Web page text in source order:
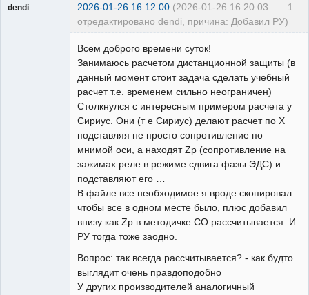
1
dendi 2026-01-26 16:12:00 (2026-01-26 16:20:03
отредактировано dendi, причина: Добавил РУ)
Всем доброго времени суток!
Занимаюсь расчетом дистанционной защиты (в
данный момент стоит задача сделать учебный
расчет т.е. временем сильно неограничен)
Столкнулся с интересным примером расчета у
Сириус. Они (т е Сириус) делают расчет по X
подставляя не просто сопротивление по
мнимой оси, а находят Zр (сопротивление на
зажимах реле в режиме сдвига фазы ЭДС) и
подставляют его …
В файле все необходимое я вроде скопировал
чтобы все в одном месте было, плюс добавил
внизу как Zр в методичке СО рассчитывается. И
РУ тогда тоже заодно.
Вопрос: так всегда рассчитывается? - как будто
выглядит очень правдоподобно
У других производителей аналогичный